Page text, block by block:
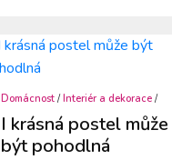
Domácnost /Interiér a dekorace /
I krásná postel může
být pohodlná